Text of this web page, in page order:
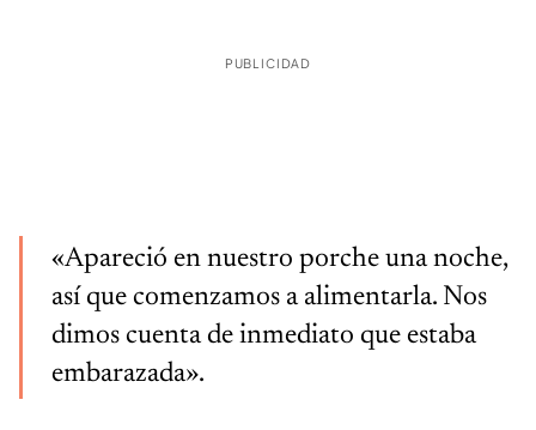
PUBLICIDAD
«Apareció en nuestro porche una noche,
así que comenzamos a alimentarla. Nos
dimos cuenta de inmediato que estaba
embarazada».